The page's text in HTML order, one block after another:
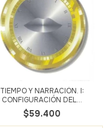
TIEMPO Y NARRACIÓN. I:
CONFIGURACIÓN DEL...
$59.400